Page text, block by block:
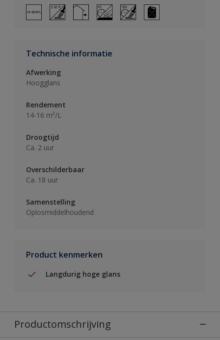
Technische informatie
Afwerking
Hoogglans
Rendement
14-16 m²/L
Droogtijd
Ca. 2 uur
Overschilderbaar
Ca. 18 uur
Samenstelling
Oplosmiddelhoudend
Product kenmerken
Langdurig hoge glans
Productomschrijving